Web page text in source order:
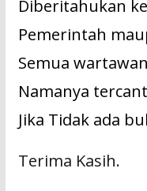
Diberitahukan
Pemerintah
Semua wartawan
Namanya
Jika Tidak ada
Terima Kasih.